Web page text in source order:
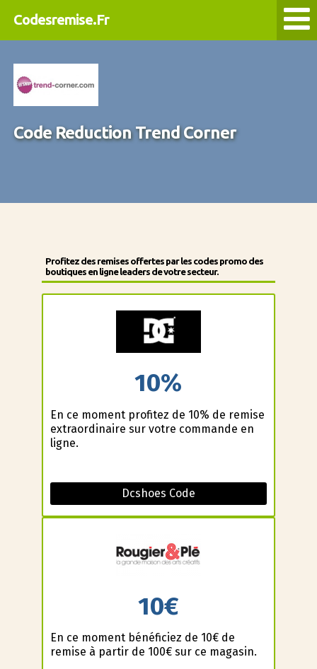
Codesremise.Fr
Code Reduction Trend Corner
Profitez des remises offertes par les codes promo des
boutiques en ligne leaders de votre secteur.
10%
En ce moment profitez de 10% de remise
extraordinaire sur votre commande en
ligne.
Dcshoes Code
10€
En ce moment bénéficiez de 10€ de
remise à partir de 100€ sur ce magasin.